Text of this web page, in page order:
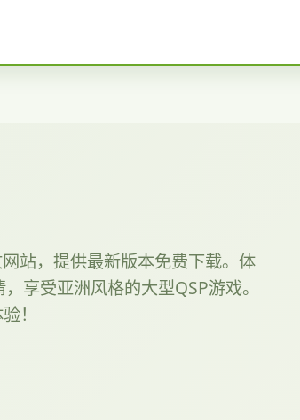
站，提供最新版本免费下载。体
享受亚洲风格的大型QSP游戏。
！